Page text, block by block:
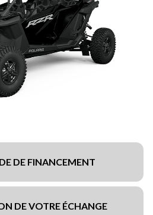
DE FINANCEMENT
DE VOTRE ÉCHANGE